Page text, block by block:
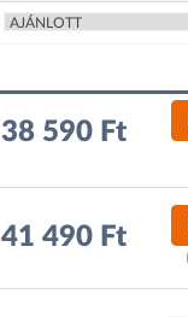
38 590 Ft
41 490 Ft